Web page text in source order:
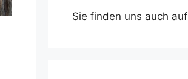
Sie finden uns auch auf